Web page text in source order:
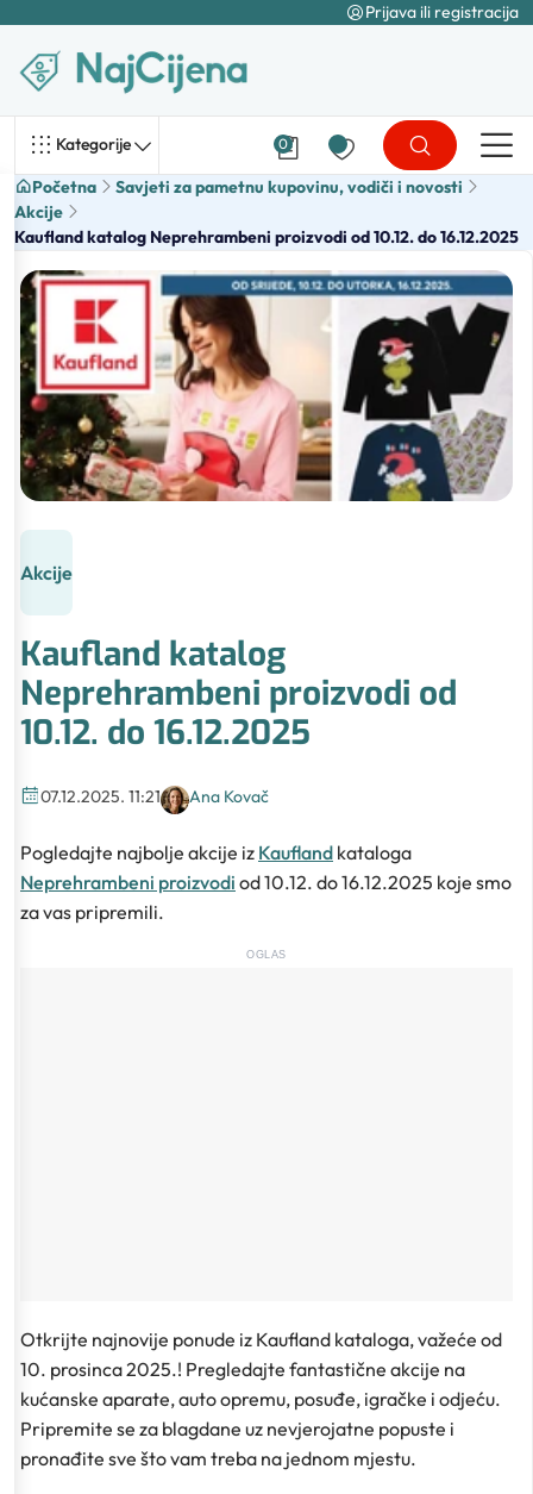
Prijava ili registracija
Kategorije 0
Početna
Savjeti za pametnu kupovinu, vodiči i novosti
Akcije
Kaufland katalog Neprehrambeni proizvodi od 10.12. do 16.12.2025
Akcije
Kaufland katalog
Neprehrambeni proizvodi od
10.12. do 16.12.2025
07.12.2025. 11:21 Ana Kovač
Pogledajte najbolje akcije iz Kaufland kataloga
Neprehrambeni proizvodi od 10.12. do 16.12.2025 koje smo
za vas pripremili.
OGLAS
Otkrijte najnovije ponude iz Kaufland kataloga, važeće od
10. prosinca 2025.! Pregledajte fantastične akcije na
kućanske aparate, auto opremu, posuđe, igračke i odjeću.
Pripremite se za blagdane uz nevjerojatne popuste i
pronađite sve što vam treba na jednom mjestu.